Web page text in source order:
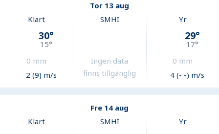
Tor 13 aug
Klart
30°
15°
0 mm
2 (9) m/s
SMHI
Ingen data
finns tillgänglig
Yr
29°
17°
0 mm
4 (- -) m/s
Fre 14 aug
Klart
SMHI Yr